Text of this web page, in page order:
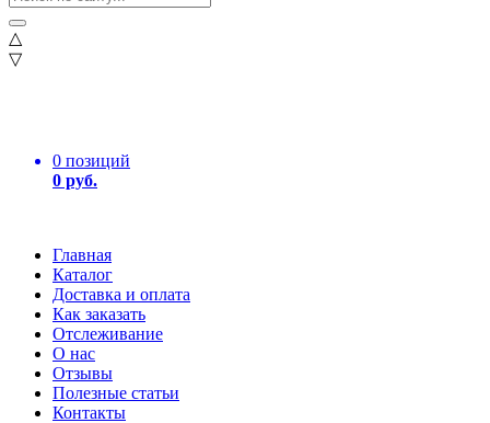
△
▽
0 позиций
0 руб.
Главная
Каталог
Доставка и оплата
Как заказать
Отслеживание
О нас
Отзывы
Полезные статьи
Контакты